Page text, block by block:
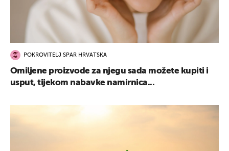
POKROVITELJ SPAR HRVATSKA
Omiljene proizvode za njegu sada možete kupiti i
usput, tijekom nabavke namirnica...